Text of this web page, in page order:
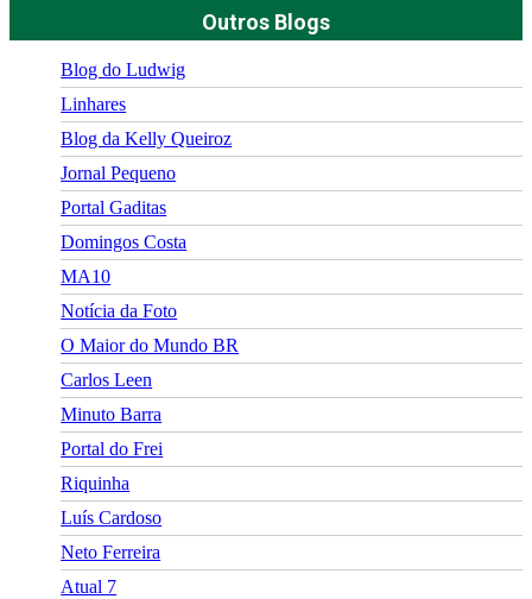
Outros Blogs
Blog do Ludwig
Linhares
Blog da Kelly Queiroz
Jornal Pequeno
Portal Gaditas
Domingos Costa
MA10
Notícia da Foto
O Maior do Mundo BR
Carlos Leen
Minuto Barra
Portal do Frei
Riquinha
Luís Cardoso
Neto Ferreira
Atual 7